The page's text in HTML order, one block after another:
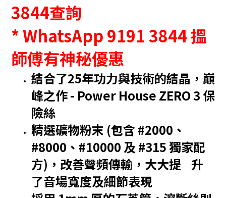
3844查詢
* WhatsApp 9191 3844 搵
師傅有神秘優惠
結合了25年功力與技術的結晶，巔
峰之作 - Power House ZERO 3 保
險絲
精選礦物粉末 (包含 #2000、
#8000、#10000 及 #315 獨家配
方)，改善聲頻傳輸，大大提 升
了音場寬度及細節表現